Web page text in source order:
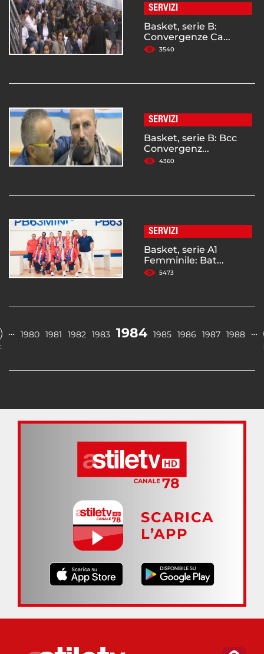
SERVIZI
Basket, serie B:
Convergenze Ca...
3540
SERVIZI
Basket, serie B: Bcc
Convergenz...
4360
SERVIZI
Basket, serie A1
Femminile: Bat...
5473
… 1980 1981 1982 1983 1984 1985 1986 1987 1988 …
SCARICA
L’APP